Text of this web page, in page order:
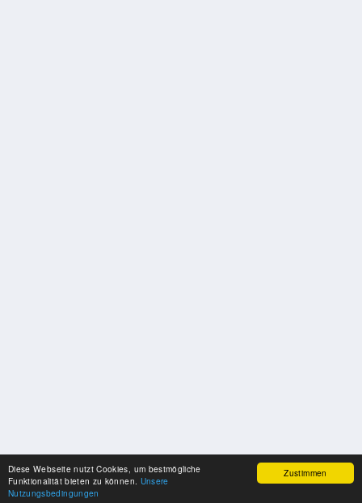
Zustimmen
Diese Webseite nutzt Cookies, um bestmögliche
Funktionalität bieten zu können. Unsere
Nutzungsbedingungen